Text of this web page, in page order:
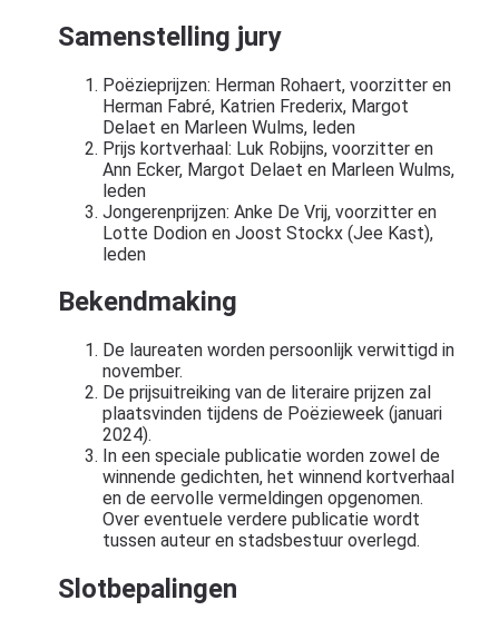
Samenstelling jury
Poëzieprijzen: Herman Rohaert, voorzitter en
Herman Fabré, Katrien Frederix, Margot
Delaet en Marleen Wulms, leden
Prijs kortverhaal: Luk Robijns, voorzitter en
Ann Ecker, Margot Delaet en Marleen Wulms,
leden
Jongerenprijzen: Anke De Vrij, voorzitter en
Lotte Dodion en Joost Stockx (Jee Kast),
leden
Bekendmaking
De laureaten worden persoonlijk verwittigd in
november.
De prijsuitreiking van de literaire prijzen zal
plaatsvinden tijdens de Poëzieweek (januari
2024).
In een speciale publicatie worden zowel de
winnende gedichten, het winnend kortverhaal
en de eervolle vermeldingen opgenomen.
Over eventuele verdere publicatie wordt
tussen auteur en stadsbestuur overlegd.
Slotbepalingen